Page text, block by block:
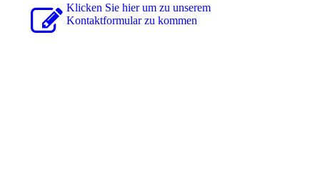
Klicken Sie hier um zu unserem
Kon­takt­for­mu­lar zu kommen